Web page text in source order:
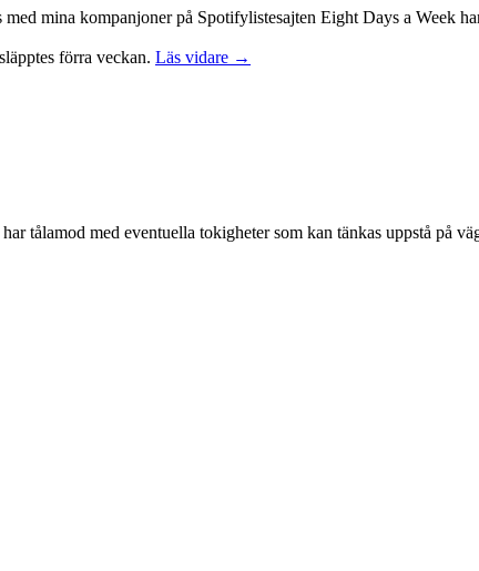
med mina kompanjoner på Spotifylistesajten Eight Days a Week
förra veckan. Läs vidare →
tålamod med eventuella tokigheter som kan tänkas uppstå på